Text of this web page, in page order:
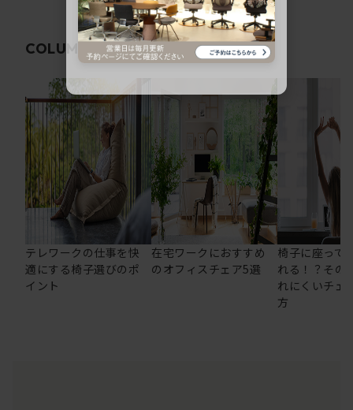
COLUMN関連コラム
テレワークの仕事を快
適にする椅子選びのポ
イント
在宅ワークにおすすめ
のオフィスチェア5選
椅子に座って
れる！？その
れにくいチェ
方